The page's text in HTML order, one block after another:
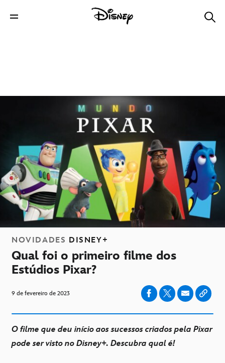
NOVIDADES DISNEY+
Qual foi o primeiro filme dos
Estúdios Pixar?
9 de fevereiro de 2023
O filme que deu início aos sucessos criados pela Pixar
pode ser visto no Disney+. Descubra qual é!